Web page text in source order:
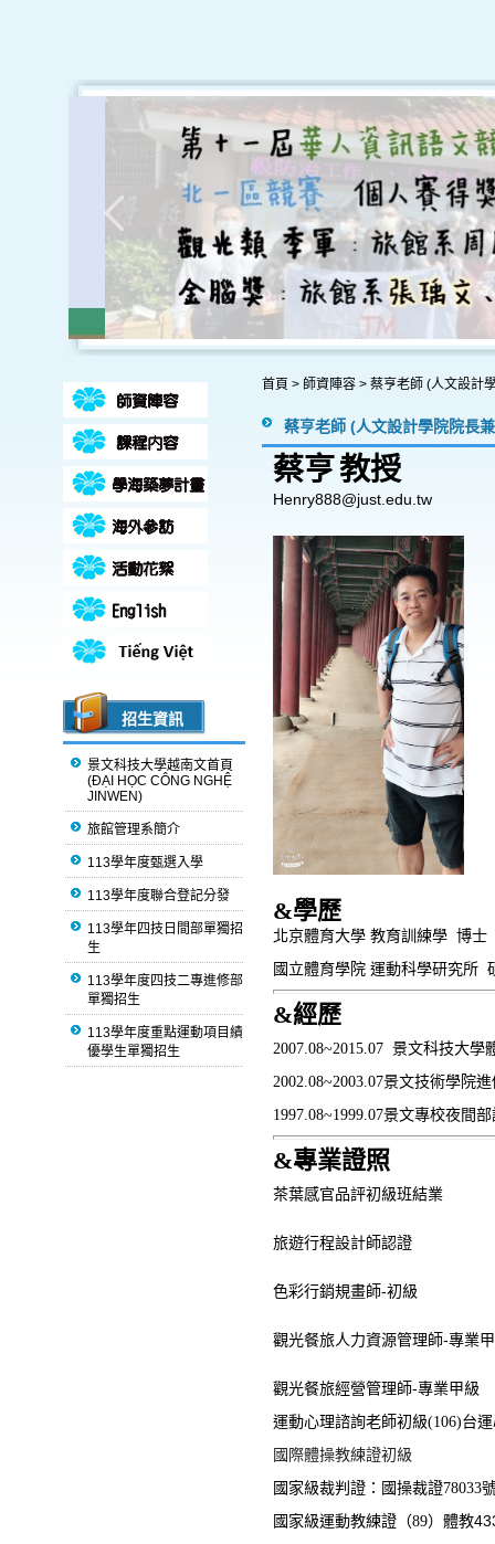
招生資訊
景文科技大學越南文首頁
(ĐẠI HỌC CÔNG NGHỆ
JINWEN)
旅館管理系簡介
113學年度甄選入學
113學年度聯合登記分發
113學年四技日間部單獨招
生
113學年度四技二專進修部
單獨招生
113學年度重點運動項目績
優學生單獨招生
首頁 > 師資陣容 > 蔡亨老師 (人文設計
蔡亨老師 (人文設計學院院長
蔡亨教授
Henry888@just.edu.tw
&學歷
北京體育大學 教育訓練學 博士
國立體育學院 運動科學研究所
&經歷
2007.08~2015.07 景文科技大學
2002.08~2003.07景文技術學院進
1997.08~1999.07景文專校夜間
&專業證照
茶葉感官品評初級班結業
旅遊行程設計師認證
色彩行銷規畫師-初級
觀光餐旅人力資源管理師-專業
觀光餐旅經營管理師-專業甲級
運動心理諮詢老師初級(106)台
國際體操教練證初級
國家級裁判證：國操裁證78033
國家級運動教練證（89）體教